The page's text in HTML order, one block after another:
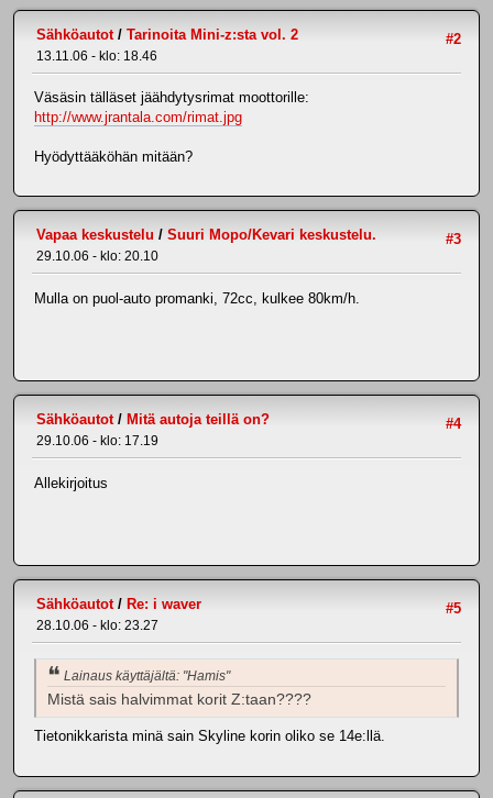
#2
Sähköautot/ Tarinoita Mini-z:sta vol. 2
13.11.06 - klo: 18.46
Väsäsin tälläset jäähdytysrimat moottorille:
http://www.jrantala.com/rimat.jpg
Hyödyttääköhän mitään?
#3
Vapaa keskustelu / Suuri Mopo/Kevari keskustelu.
29.10.06 - klo: 20.10
Mulla on puol-auto promanki, 72cc, kulkee 80km/h.
#4
Sähköautot/ Mitä autoja teillä on?
29.10.06 - klo: 17.19
Allekirjoitus
#5
Sähköautot/ Re: i waver
28.10.06 - klo: 23.27
Lainaus käyttäjältä: "Hamis"
Mistä sais halvimmat korit Z:taan????
Tietonikkarista minä sain Skyline korin oliko se 14e:llä.